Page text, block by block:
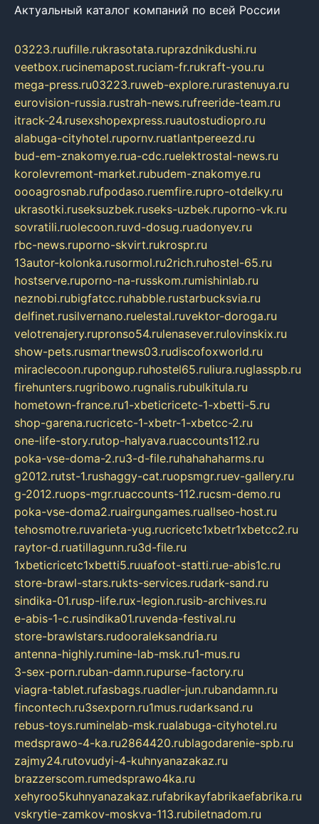
Актуальный каталог компаний по всей России
03223.ruufille.rukrasotata.ruprazdnikdushi.ru
veetbox.rucinemapost.ruciam-fr.rukraft-you.ru
mega-press.ru03223.ruweb-explore.rurastenuya.ru
eurovision-russia.rustrah-news.rufreeride-team.ru
itrack-24.rusexshopexpress.ruautostudiopro.ru
alabuga-cityhotel.rupornv.ruatlantpereezd.ru
bud-em-znakomye.rua-cdc.ruelektrostal-news.ru
korolevremont-market.rubudem-znakomye.ru
oooagrosnab.rufpodaso.ruemfire.rupro-otdelky.ru
ukrasotki.ruseksuzbek.ruseks-uzbek.ruporno-vk.ru
sovratili.ruolecoon.ruvd-dosug.ruadonyev.ru
rbc-news.ruporno-skvirt.rukrospr.ru
13autor-kolonka.rusormol.ru2rich.ruhostel-65.ru
hostserve.ruporno-na-russkom.rumishinlab.ru
neznobi.rubigfatcc.ruhabble.rustarbucksvia.ru
delfinet.rusilvernano.ruelestal.ruvektor-doroga.ru
velotrenajery.rupronso54.rulenasever.rulovinskix.ru
show-pets.rusmartnews03.rudiscofoxworld.ru
miraclecoon.rupongup.ruhostel65.ruliura.ruglasspb.ru
firehunters.rugribowo.rugnalis.rubulkitula.ru
hometown-france.ru1-xbeticricetc-1-xbetti-5.ru
shop-garena.rucricetc-1-xbetr-1-xbetcc-2.ru
one-life-story.rutop-halyava.ruaccounts112.ru
poka-vse-doma-2.ru3-d-file.ruhahahaharms.ru
g2012.rutst-1.rushaggy-cat.ruopsmgr.ruev-gallery.ru
g-2012.ruops-mgr.ruaccounts-112.rucsm-demo.ru
poka-vse-doma2.ruairgungames.ruallseo-host.ru
tehosmotre.ruvarieta-yug.rucricetc1xbetr1xbetcc2.ru
raytor-d.ruatillagunn.ru3d-file.ru
1xbeticricetc1xbetti5.ruuafoot-statti.rue-abis1c.ru
store-brawl-stars.rukts-services.rudark-sand.ru
sindika-01.rusp-life.rux-legion.rusib-archives.ru
e-abis-1-c.rusindika01.ruvenda-festival.ru
store-brawlstars.rudooraleksandria.ru
antenna-highly.rumine-lab-msk.ru1-mus.ru
3-sex-porn.ruban-damn.rupurse-factory.ru
viagra-tablet.rufasbags.ruadler-jun.rubandamn.ru
fincontech.ru3sexporn.ru1mus.rudarksand.ru
rebus-toys.ruminelab-msk.rualabuga-cityhotel.ru
medsprawo-4-ka.ru2864420.rublagodarenie-spb.ru
zajmy24.rutovudyi-4-kuhnyanazakaz.ru
brazzerscom.rumedsprawo4ka.ru
xehyroo5kuhnyanazakaz.rufabrikayfabrikaefabrika.ru
vskrytie-zamkov-moskva-113.rubiletnadom.ru